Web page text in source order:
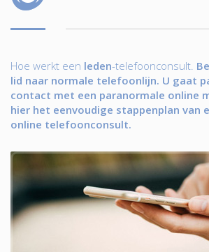
Hoe werkt een leden-telefoonconsult.
lid naar normale telefoonlijn. U gaat
contact met een paranormale online
hier het eenvoudige stappenplan van
online telefoonconsult.